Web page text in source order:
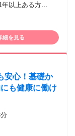
不
なくてもOK） ・
抵抗のない方 ・
ーズを引き出す
たい方 ▼この
題発見力 ・再現性
スの基礎～応用
細を見る
安心！基礎か
も健康に働け